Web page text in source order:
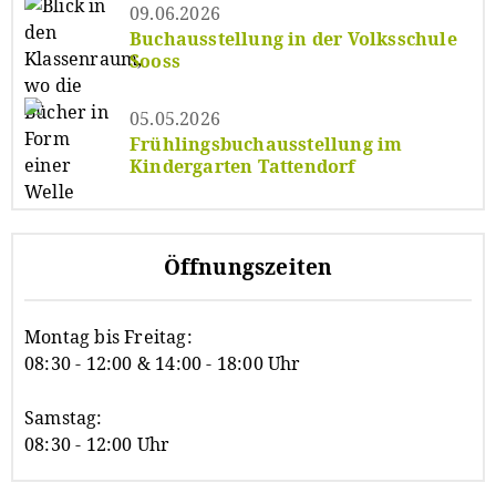
Buchausstellung in der Volksschule
Sooss
09.06.2026
Frühlingsbuchausstellung im
Kindergarten Tattendorf
05.05.2026
Öffnungszeiten
Montag bis Freitag:
08:30 - 12:00 & 14:00 - 18:00 Uhr
Samstag:
08:30 - 12:00 Uhr